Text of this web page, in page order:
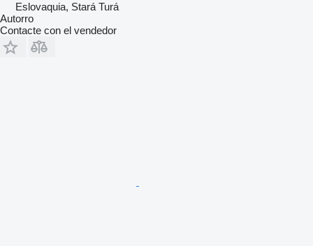
Eslovaquia, Stará Turá
Autorro
Contacte con el vendedor